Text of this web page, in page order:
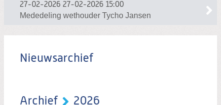
27-02-2026 27-02-2026 15:00
Mededeling wethouder Tycho Jansen
Nieuwsarchief
Archief 2026